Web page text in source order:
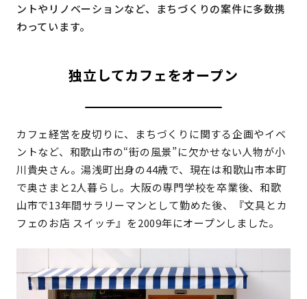
ントやリノベーションなど、まちづくりの案件に多数携
わっています。
独立してカフェをオープン
カフェ経営を皮切りに、まちづくりに関する企画やイベ
ントなど、和歌山市の“街の風景”に欠かせない人物が小
川貴央さん。湯浅町出身の44歳で、現在は和歌山市本町
で奥さまと2人暮らし。大阪の専門学校を卒業後、和歌
山市で13年間サラリーマンとして勤めた後、『文具とカ
フェのお店 スイッチ』を2009年にオープンしました。